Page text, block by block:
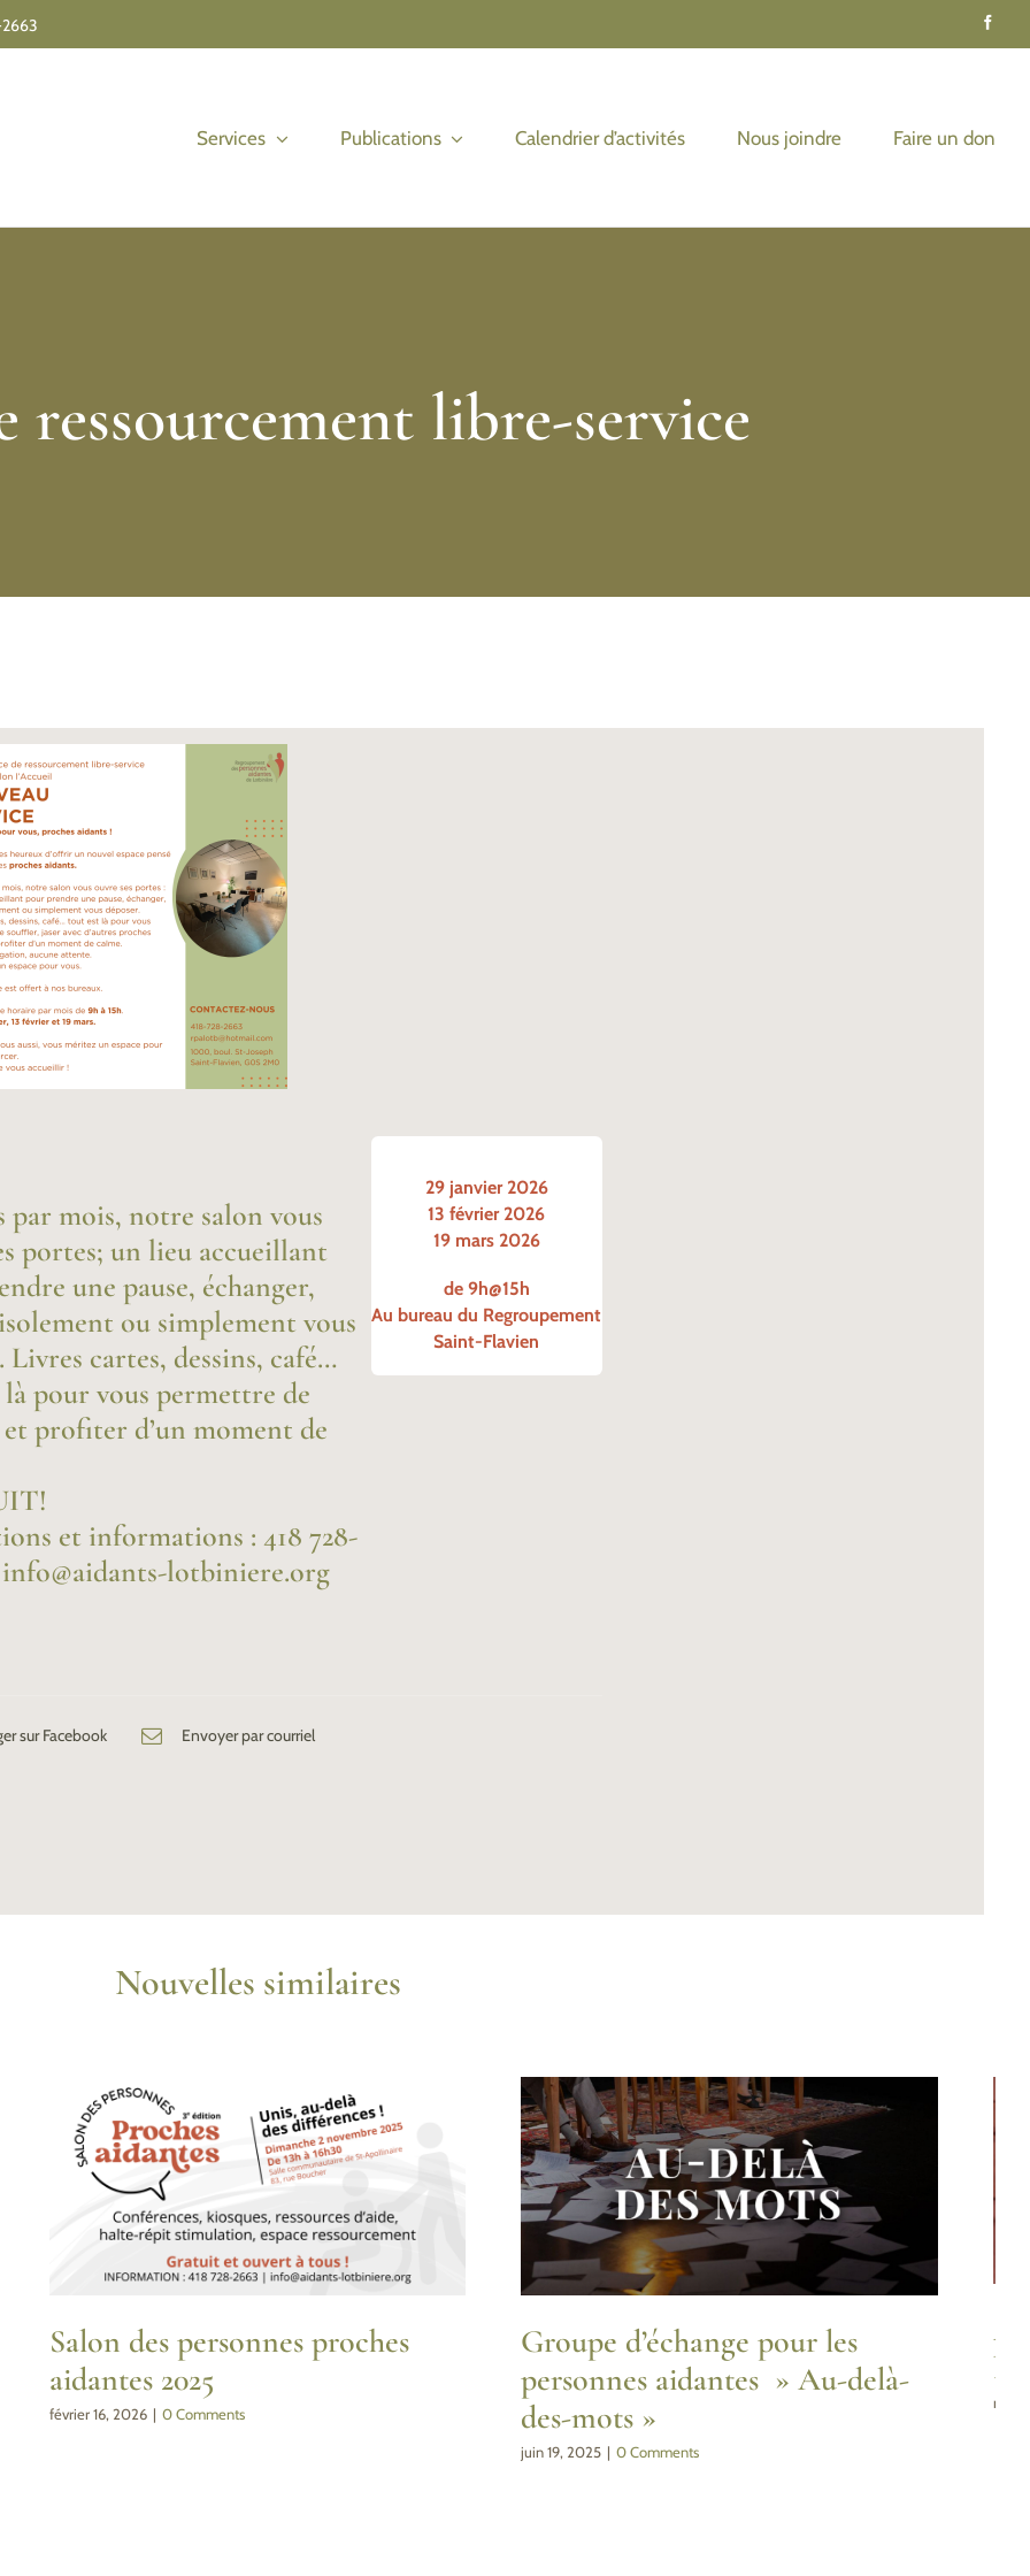
Services Publications Calendrier d’activités Nous joindre Faire un don
ressourcement libre-service
par mois, notre salon vous
portes; un lieu accueillant
une pause, échanger,
ou simplement vous
Livres cartes, dessins, café…
pour vous permettre de
profiter d’un moment de
et informations : 418 728-
info@aidants-lotbiniere.org
29 janvier 2026
13 février 2026
19 mars 2026
de 9h@15h
Au bureau du Regroupement
Saint-Flavien
sur Facebook Envoyer par courriel
Nouvelles similaires
Salon des personnes proches
aidantes 2025
février 16, 2026 | 0 Comments
Groupe d’échange pour les
personnes aidantes » Au-delà-
des-mots »
juin 19, 2025 | 0 Comments
mars